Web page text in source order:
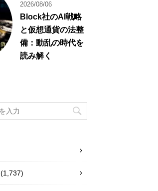
2026/08/06
Block社のAI戦略
と仮想通貨の法整
備：動乱の時代を
読み解く
(1,737)